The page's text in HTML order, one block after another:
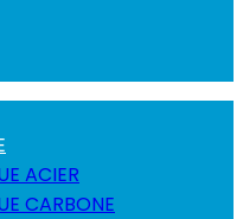
ACIER
CARBONE